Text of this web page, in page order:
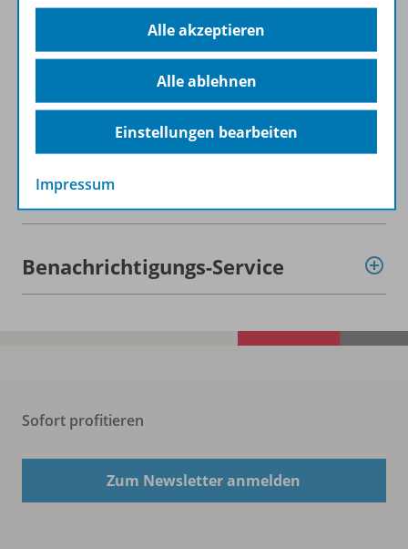
Lizenzbedingungen
Zugehörige Produkte
Demoversion
Benachrichtigungs-Service
Sofort profitieren
Zum Newsletter anmelden
Alle akzeptieren
Alle ablehnen
Einstellungen bearbeiten
Impressum